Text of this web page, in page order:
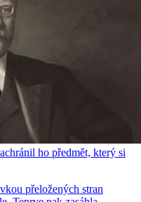
ho předmět, který si
přeložených stran